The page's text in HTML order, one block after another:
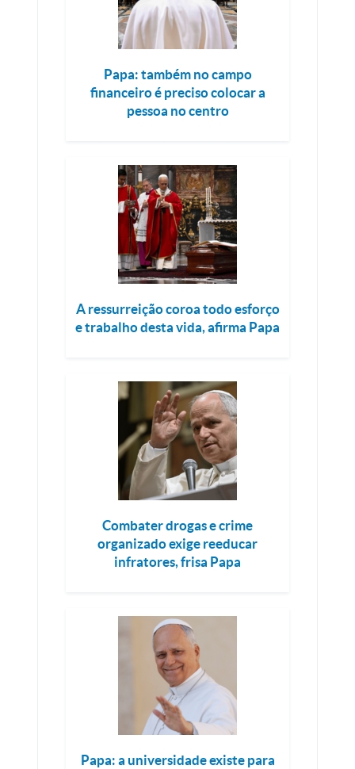
Papa: também no campo
financeiro é preciso colocar a
pessoa no centro
A ressurreição coroa todo esforço
e trabalho desta vida, afirma Papa
Combater drogas e crime
organizado exige reeducar
infratores, frisa Papa
Papa: a universidade existe para